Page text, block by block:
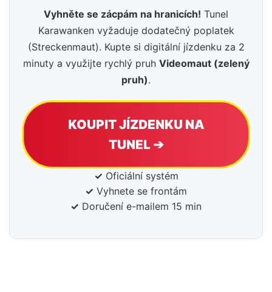
Vyhněte se zácpám na hranicích! Tunel
Karawanken vyžaduje dodatečný poplatek
(Streckenmaut). Kupte si digitální jízdenku za 2
minuty a využijte rychlý pruh Videomaut (zelený
pruh).
KOUPIT JÍZDENKU NA
TUNEL ➔
✓ Oficiální systém
✓ Vyhnete se frontám
✓ Doručení e-mailem 15 min